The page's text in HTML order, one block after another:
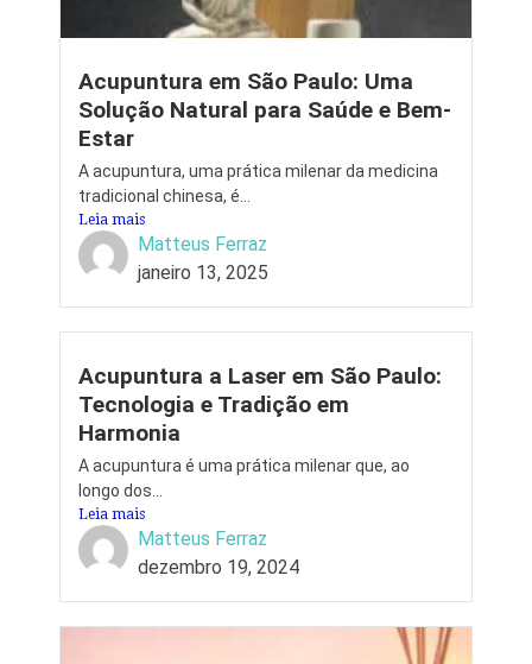
Acupuntura em São Paulo: Uma
Solução Natural para Saúde e Bem-
Estar
A acupuntura, uma prática milenar da medicina
tradicional chinesa, é...
Leia mais
Matteus Ferraz
janeiro 13, 2025
Acupuntura a Laser em São Paulo:
Tecnologia e Tradição em
Harmonia
A acupuntura é uma prática milenar que, ao
longo dos...
Leia mais
Matteus Ferraz
dezembro 19, 2024